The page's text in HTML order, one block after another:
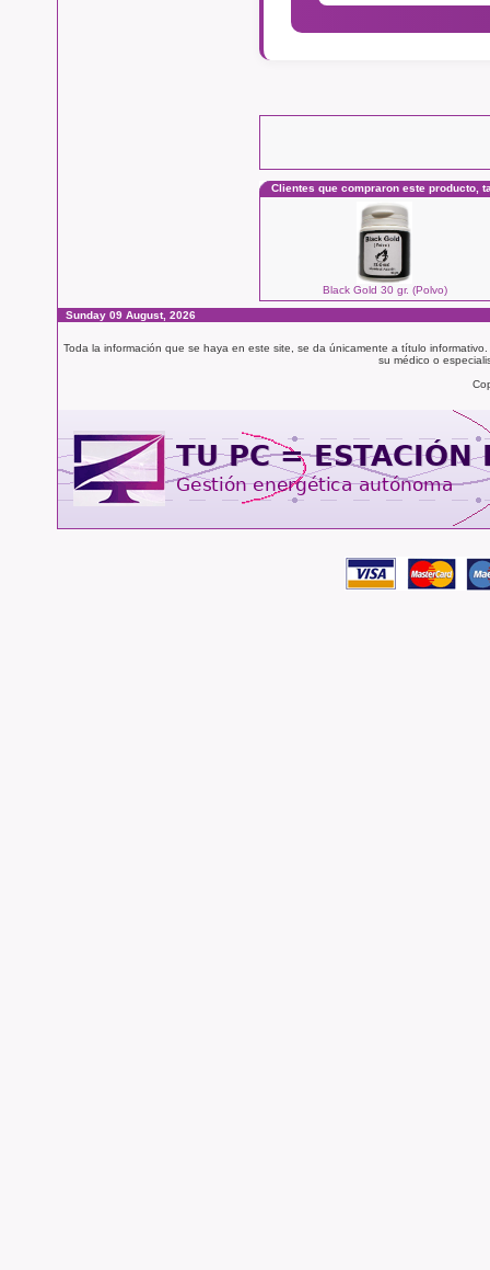
Clientes que compraron este producto,
Black Gold 30 gr. (Polvo)
Sunday 09 August, 2026
Toda la información que se haya en este site, se da únicamente a título
su médico o